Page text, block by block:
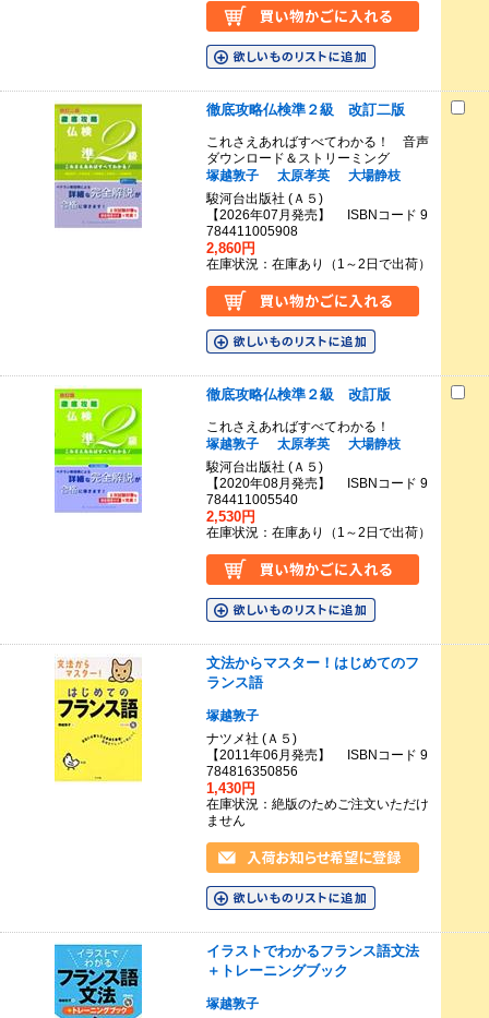
徹底攻略仏検準２級 改訂二版
これさえあればすべてわかる！ 音声
ダウンロード＆ストリーミング
塚越敦子
太原孝英
大場静枝
駿河台出版社 (Ａ５)
【2026年07月発売】 ISBNコード 9
784411005908
2,860円
在庫状況：在庫あり（1～2日で出荷）
徹底攻略仏検準２級 改訂版
これさえあればすべてわかる！
塚越敦子
太原孝英
大場静枝
駿河台出版社 (Ａ５)
【2020年08月発売】 ISBNコード 9
784411005540
2,530円
在庫状況：在庫あり（1～2日で出荷）
文法からマスター！はじめてのフ
ランス語
塚越敦子
ナツメ社 (Ａ５)
【2011年06月発売】 ISBNコード 9
784816350856
1,430円
在庫状況：絶版のためご注文いただけ
ません
イラストでわかるフランス語文法
＋トレーニングブック
塚越敦子